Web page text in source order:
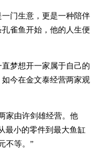
门生意，更是一种陪伴
雀鱼开始，他的人生便
梦想开一家属于自己的
今在金文泰经营两家观
家由许剑雄经营。他
最小的零件到最大鱼缸
不等。”